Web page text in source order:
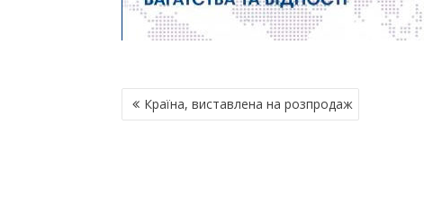
Н
А
Країна, виставлена на розпродаж